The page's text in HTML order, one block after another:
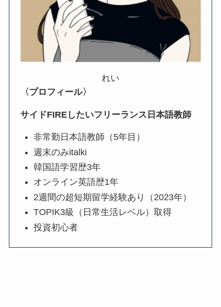
れい
〈プロフィール〉
サイドFIREしたいフリーランス日本語教師
非常勤日本語教師（5年目）
週末のみitalki
韓国語学習歴3年
オンライン英語歴1年
2週間の超短期留学経験あり（2023年）
TOPIK3級（日常生活レベル）取得
投資初心者